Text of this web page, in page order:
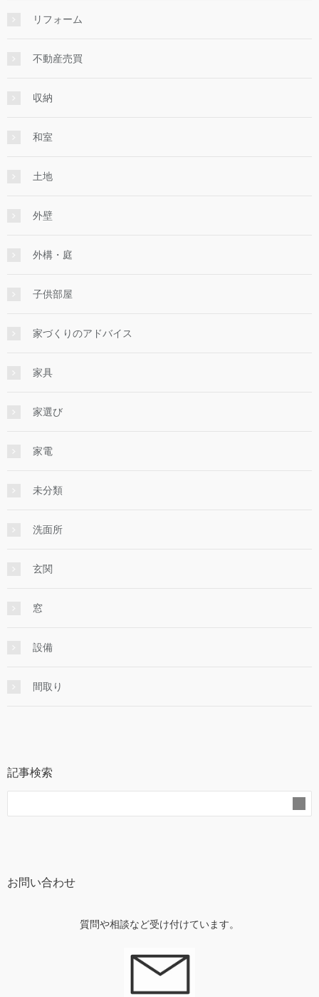
リフォーム
不動産売買
収納
和室
土地
外壁
外構・庭
子供部屋
家づくりのアドバイス
家具
家選び
家電
未分類
洗面所
玄関
窓
設備
間取り
記事検索
お問い合わせ
質問や相談など受け付けています。